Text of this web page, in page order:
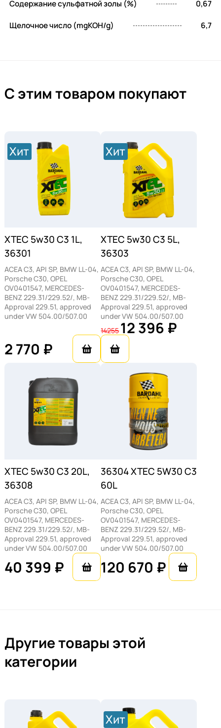
Содержание сульфатной золы (%) 0,67
Щелочное число (mgKOH/g) 6,7
С этим товаром покупают
Хит
XTEC 5w30 C3 1L,
36301
ACEA C3, API SP, BMW LL-04,
Porsche C30, OPEL
OV0401547, MERCEDES-
BENZ 229.31/229.52/, MB-
Approval 229.51, approved
under VW 504.00/507.00
2 770 ₽
Хит
XTEC 5w30 C3 5L,
36303
ACEA C3, API SP, BMW LL-04,
Porsche C30, OPEL
OV0401547, MERCEDES-
BENZ 229.31/229.52/, MB-
Approval 229.51, approved
under VW 504.00/507.00
1425512 396 ₽
XTEC 5w30 C3 20L,
36308
ACEA C3, API SP, BMW LL-04,
Porsche C30, OPEL
OV0401547, MERCEDES-
BENZ 229.31/229.52/, MB-
Approval 229.51, approved
under VW 504.00/507.00
40 399 ₽
36304 XTEC 5W30 C3
60L
ACEA C3, API SP, BMW LL-04,
Porsche C30, OPEL
OV0401547, MERCEDES-
BENZ 229.31/229.52/, MB-
Approval 229.51, approved
under VW 504.00/507.00
120 670 ₽
Другие товары этой
категории
Хит